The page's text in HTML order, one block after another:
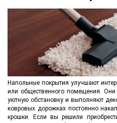
Напольные покрытия улучшают
или общественного помещения.
уютную обстановку и выполняют
ковровых дорожках постоянно
крошки. Если вы решили